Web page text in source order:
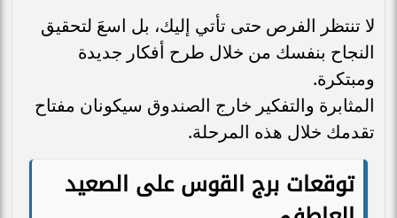
لا تنتظر الفرص حتى تأتي إليك، بل اسعَ لتحقيق
النجاح بنفسك من خلال طرح أفكار جديدة
ومبتكرة.
المثابرة والتفكير خارج الصندوق سيكونان مفتاح
تقدمك خلال هذه المرحلة.
توقعات برج القوس على الصعيد